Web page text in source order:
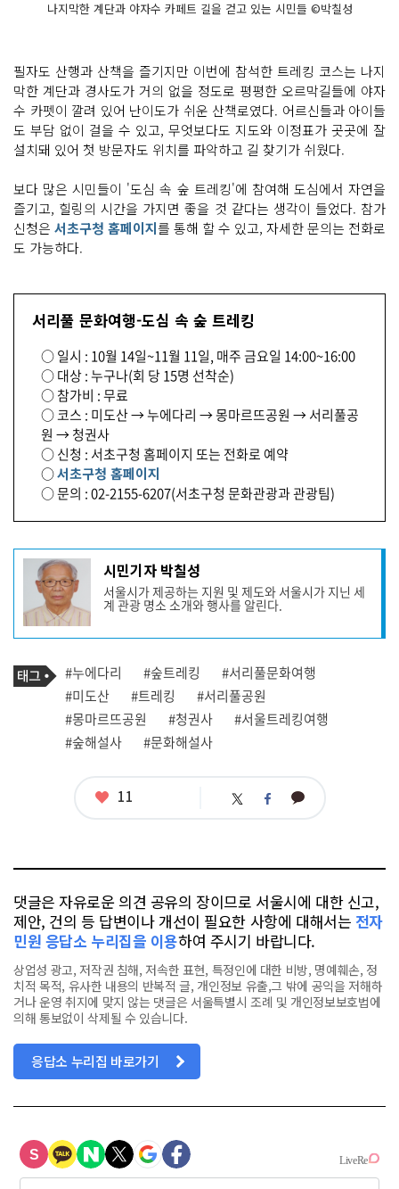
나지막한 계단과 야자수 카페트 길을 걷고 있는 시민들 ©박칠성
필자도 산행과 산책을 즐기지만 이번에 참석한 트레킹 코스는 나지
막한 계단과 경사도가 거의 없을 정도로 평평한 오르막길들에 야자
수 카펫이 깔려 있어 난이도가 쉬운 산책로였다. 어르신들과 아이들
도 부담 없이 걸을 수 있고, 무엇보다도 지도와 이정표가 곳곳에 잘
설치돼 있어 첫 방문자도 위치를 파악하고 길 찾기가 쉬웠다.
보다 많은 시민들이 '도심 속 숲 트레킹'에 참여해 도심에서 자연을
즐기고, 힐링의 시간을 가지면 좋을 것 같다는 생각이 들었다. 참가
신청은 서초구청 홈페이지를 통해 할 수 있고, 자세한 문의는 전화로
도 가능하다.
서리풀 문화여행-도심 속 숲 트레킹
○ 일시 : 10월 14일~11월 11일, 매주 금요일 14:00~16:00
○ 대상 : 누구나(회 당 15명 선착순)
○ 참가비 : 무료
○ 코스 : 미도산 → 누에다리 → 몽마르뜨공원 → 서리풀공
원 → 청권사
○ 신청 : 서초구청 홈페이지 또는 전화로 예약
○서초구청 홈페이지
○ 문의 : 02-2155-6207(서초구청 문화관광과 관광팀)
기
사
성
자
프
필
시민기자 박칠성
서울시가 제공하는 지원 및 제도와 서울시가 지닌 세
계 관광 명소 소개와 행사를 알린다.
기
사
관
련
태
그
태
그
#누에다리 #숲트레킹
#서리풀문화여행
#미도산
#트레킹
#서리풀공원
#몽마르뜨공원
#청권사
#서울트레킹여행
#숲해설사
#문화해설사
좋
11 트 페 카
댓글은 자유로운 의견 공유의 장이므로 서울시에 대한 신고,
제안, 건의 등 답변이나 개선이 필요한 사항에 대해서는 전자
민원 응답소 누리집을 이용하여 주시기 바랍니다.
상업성 광고, 저작권 침해, 저속한 표현, 특정인에 대한 비방, 명예훼손, 정
치적 목적, 유사한 내용의 반복적 글, 개인정보 유출,그 밖에 공익을 저해하
거나 운영 취지에 맞지 않는 댓글은 서울특별시 조례 및 개인정보보호법에
의해 통보없이 삭제될 수 있습니다.
응답소 누리집 바로가기